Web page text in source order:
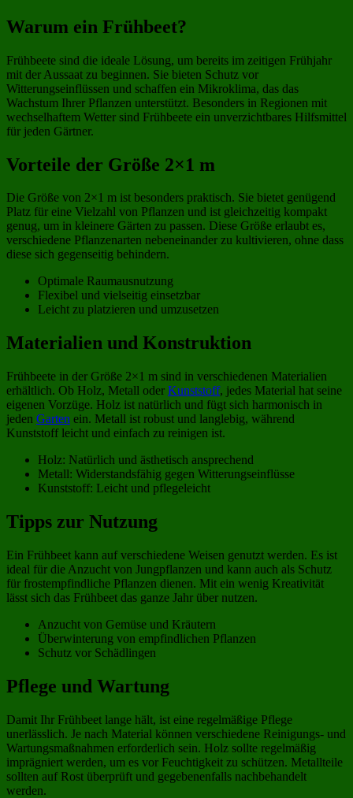
Warum ein Frühbeet?
Frühbeete sind die ideale Lösung, um bereits im zeitigen Frühjahr
mit der Aussaat zu beginnen. Sie bieten Schutz vor
Witterungseinflüssen und schaffen ein Mikroklima, das das
Wachstum Ihrer Pflanzen unterstützt. Besonders in Regionen mit
wechselhaftem Wetter sind Frühbeete ein unverzichtbares Hilfsmittel
für jeden Gärtner.
Vorteile der Größe 2×1 m
Die Größe von 2×1 m ist besonders praktisch. Sie bietet genügend
Platz für eine Vielzahl von Pflanzen und ist gleichzeitig kompakt
genug, um in kleinere Gärten zu passen. Diese Größe erlaubt es,
verschiedene Pflanzenarten nebeneinander zu kultivieren, ohne dass
diese sich gegenseitig behindern.
Optimale Raumausnutzung
Flexibel und vielseitig einsetzbar
Leicht zu platzieren und umzusetzen
Materialien und Konstruktion
Frühbeete in der Größe 2×1 m sind in verschiedenen Materialien
erhältlich. Ob Holz, Metall oder Kunststoff, jedes Material hat seine
eigenen Vorzüge. Holz ist natürlich und fügt sich harmonisch in
jeden Garten ein. Metall ist robust und langlebig, während
Kunststoff leicht und einfach zu reinigen ist.
Holz: Natürlich und ästhetisch ansprechend
Metall: Widerstandsfähig gegen Witterungseinflüsse
Kunststoff: Leicht und pflegeleicht
Tipps zur Nutzung
Ein Frühbeet kann auf verschiedene Weisen genutzt werden. Es ist
ideal für die Anzucht von Jungpflanzen und kann auch als Schutz
für frostempfindliche Pflanzen dienen. Mit ein wenig Kreativität
lässt sich das Frühbeet das ganze Jahr über nutzen.
Anzucht von Gemüse und Kräutern
Überwinterung von empfindlichen Pflanzen
Schutz vor Schädlingen
Pflege und Wartung
Damit Ihr Frühbeet lange hält, ist eine regelmäßige Pflege
unerlässlich. Je nach Material können verschiedene Reinigungs- und
Wartungsmaßnahmen erforderlich sein. Holz sollte regelmäßig
imprägniert werden, um es vor Feuchtigkeit zu schützen. Metallteile
sollten auf Rost überprüft und gegebenenfalls nachbehandelt
werden.